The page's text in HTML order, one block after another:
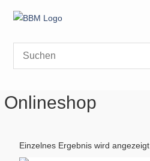
Inhalt
Onlineshop
Einzelnes Ergebnis wird angezeigt